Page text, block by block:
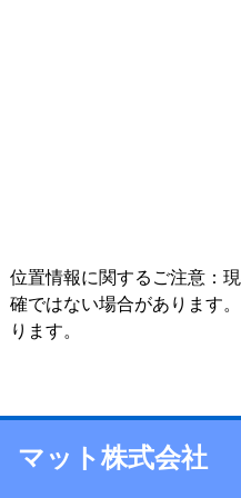
位置情報に関するご注意：
確ではない場合があります
ります。
マット株式会社